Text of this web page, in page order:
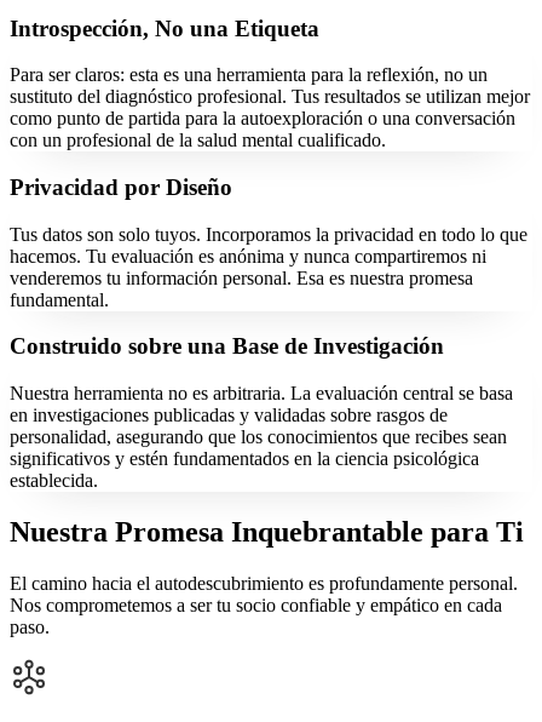
Introspección, No una Etiqueta
Para ser claros: esta es una herramienta para la reflexión, no un
sustituto del diagnóstico profesional. Tus resultados se utilizan mejor
como punto de partida para la autoexploración o una conversación
con un profesional de la salud mental cualificado.
Privacidad por Diseño
Tus datos son solo tuyos. Incorporamos la privacidad en todo lo que
hacemos. Tu evaluación es anónima y nunca compartiremos ni
venderemos tu información personal. Esa es nuestra promesa
fundamental.
Construido sobre una Base de Investigación
Nuestra herramienta no es arbitraria. La evaluación central se basa
en investigaciones publicadas y validadas sobre rasgos de
personalidad, asegurando que los conocimientos que recibes sean
significativos y estén fundamentados en la ciencia psicológica
establecida.
Nuestra Promesa Inquebrantable para Ti
El camino hacia el autodescubrimiento es profundamente personal.
Nos comprometemos a ser tu socio confiable y empático en cada
paso.